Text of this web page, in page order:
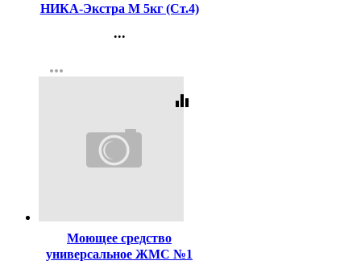
НИКА-Экстра М 5кг (Ст.4)
...
Регистрация
more_horiz
equalizer
Моющее средство
универсальное ЖМС №1